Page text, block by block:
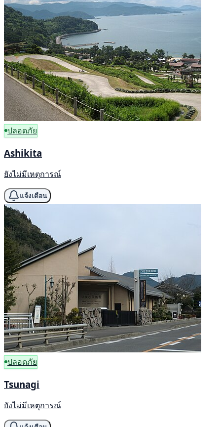
ปลอดภัย
Ashikita
ยังไม่มีเหตุการณ์
แจ้งเตือน
ปลอดภัย
Tsunagi
ยังไม่มีเหตุการณ์